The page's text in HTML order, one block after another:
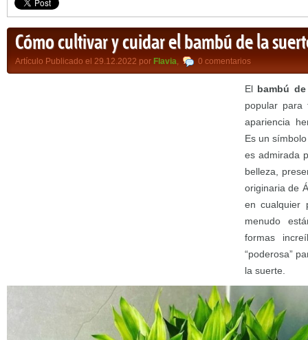
Cómo cultivar y cuidar el bambú de la
Artículo Publicado el 29.12.2022 por Flavia, 0 comentarios
El bambú
popular
apariencia
Es un
es admirada
belleza,
originaria de
en cualquier
menudo
formas
“poderosa”
la suerte.